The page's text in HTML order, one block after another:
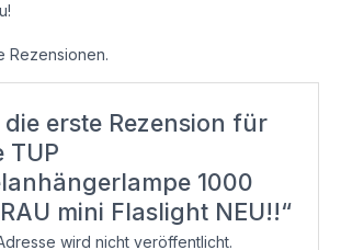
Rezensionen.
erste Rezension für
TUP
1000
mini Flaslight NEU!!“
wird nicht veröffentlicht.